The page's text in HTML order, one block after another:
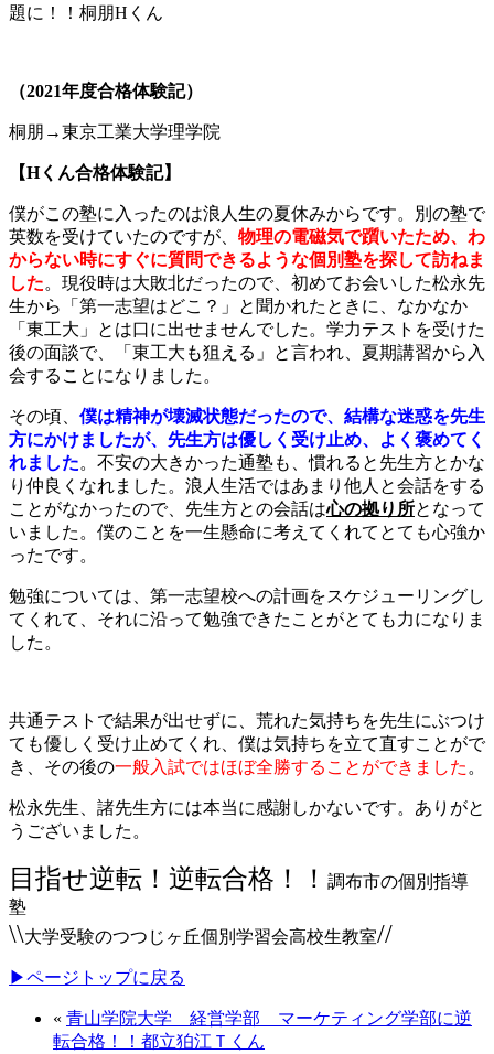
題に！！桐朋Hくん
（2021年度合格体験記）
桐朋→東京工業大学理学院
【Hくん合格体験記】
僕がこの塾に入ったのは浪人生の夏休みからです。別の塾で
英数を受けていたのですが、 物理の電磁気で躓いたため、わ
からない時にすぐに質問できるような個別塾を探して訪ねま
した。現役時は大敗北だったので、初めてお会いした松永先
生から「第一志望はどこ？」と聞かれたときに、なかなか
「東工大」とは口に出せませんでした。学力テストを受けた
後の面談で、「東工大も狙える」と言われ、夏期講習から入
会することになりました。
その頃、 僕は精神が壊滅状態だったので、結構な迷惑を先生
方にかけましたが、先生方は優しく受け止め、よく褒めてく
れました。不安の大きかった通塾も、慣れると先生方とかな
り仲良くなれました。浪人生活ではあまり他人と会話をする
ことがなかったので、先生方との会話は心の拠り所となって
いました。僕のことを一生懸命に考えてくれてとても心強か
ったです。
勉強については、第一志望校への計画をスケジューリングし
てくれて、それに沿って勉強できたことがとても力になりま
した。
共通テストで結果が出せずに、荒れた気持ちを先生にぶつけ
ても優しく受け止めてくれ、僕は気持ちを立て直すことがで
き、その後の一般入試ではほぼ全勝することができました 。
松永先生、諸先生方には本当に感謝しかないです。ありがと
うございました。
目指せ逆転！逆転合格！！ 調布市の個別指導
塾
\\大学受験のつつじヶ丘個別学習会高校生教室//
▶ページトップに戻る
« 青山学院大学 経営学部 マーケティング学部に逆
転合格！！都立狛江Ｔくん